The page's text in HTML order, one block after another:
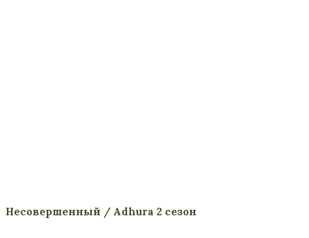
Несовершенный / Adhura 2 сезон